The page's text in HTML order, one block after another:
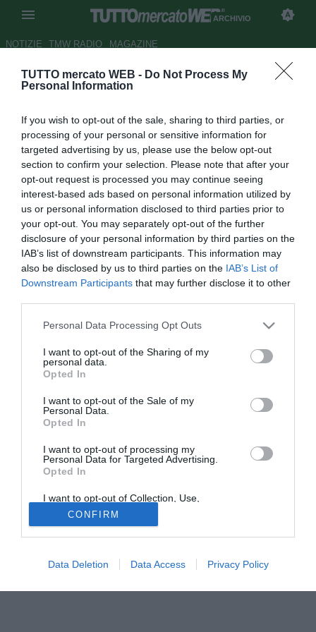
TUTTO mercato WEB - Do Not Process My
Personal Information
If you wish to opt-out of the sale, sharing to third parties, or
processing of your personal or sensitive information for
targeted advertising by us, please use the below opt-out
section to confirm your selection. Please note that after your
opt-out request is processed you may continue seeing
interest-based ads based on personal information utilized by
us or personal information disclosed to third parties prior to
your opt-out. You may separately opt-out of the further
disclosure of your personal information by third parties on the
IAB’s list of downstream participants. This information may
also be disclosed by us to third parties on the IAB’s List of
Downstream Participants that may further disclose it to other
Personal Data Processing Opt Outs
I want to opt-out of the Sharing of my
personal data.
Opted In
I want to opt-out of the Sale of my
Personal Data.
Opted In
I want to opt-out of processing my
Personal Data for Targeted Advertising.
Opted In
I want to opt-out of Collection, Use,
Retention, Sale, and/or Sharing of my
Personal Data that Is Unrelated with the
Purposes for which it was collected.
Opted Out
CONFIRM
Data Deletion Data Access Privacy Policy
ARCHIVIO
NOTIZIE TMW RADIO MAGAZINE
Inter: parlano Giggs e
Autore Germano D'Ambrosio
30.12.2002 21:40
vedi letture
Le dichiarazioni di Oriali riguardanti Ryan Giggs sono
una grande squadra è sempre un piacere. Ma queste sono
solo parole, e non fatti. L’anno scorso ho firmato un
contratto con il Manchester fino al 2006. Credo quindi che
finiro’ la mia carriera allo United”. Il giocatore tuttavia ha
aggiunto: “Qui al Manchester non c’è spazio per i
sentimenti. Se l’allenatore per il bene della squadra decide
di vendere un giocatore, lo fa”. Intanto giungono reazioni
anche da parte di Massimo Maccarone: molti media nei
giorni scorsi hanno parlato di un interessamento dell’Inter,